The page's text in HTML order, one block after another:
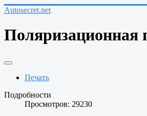
Autosecret.net
Поляризационная
Печать
Подробности
Просмотров: 29230